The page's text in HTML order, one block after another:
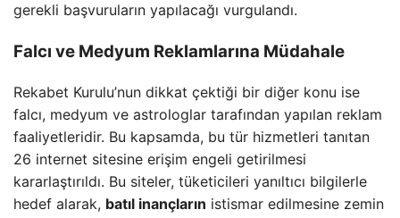
gerekli başvuruların yapılacağı vurgulandı.
Falcı ve Medyum Reklamlarına Müdahale
Rekabet Kurulu’nun dikkat çektiği bir diğer konu ise
falcı, medyum ve astrologlar tarafından yapılan reklam
faaliyetleridir. Bu kapsamda, bu tür hizmetleri tanıtan
26 internet sitesine erişim engeli getirilmesi
kararlaştırıldı. Bu siteler, tüketicileri yanıltıcı bilgilerle
hedef alarak, batıl inançların istismar edilmesine zemin